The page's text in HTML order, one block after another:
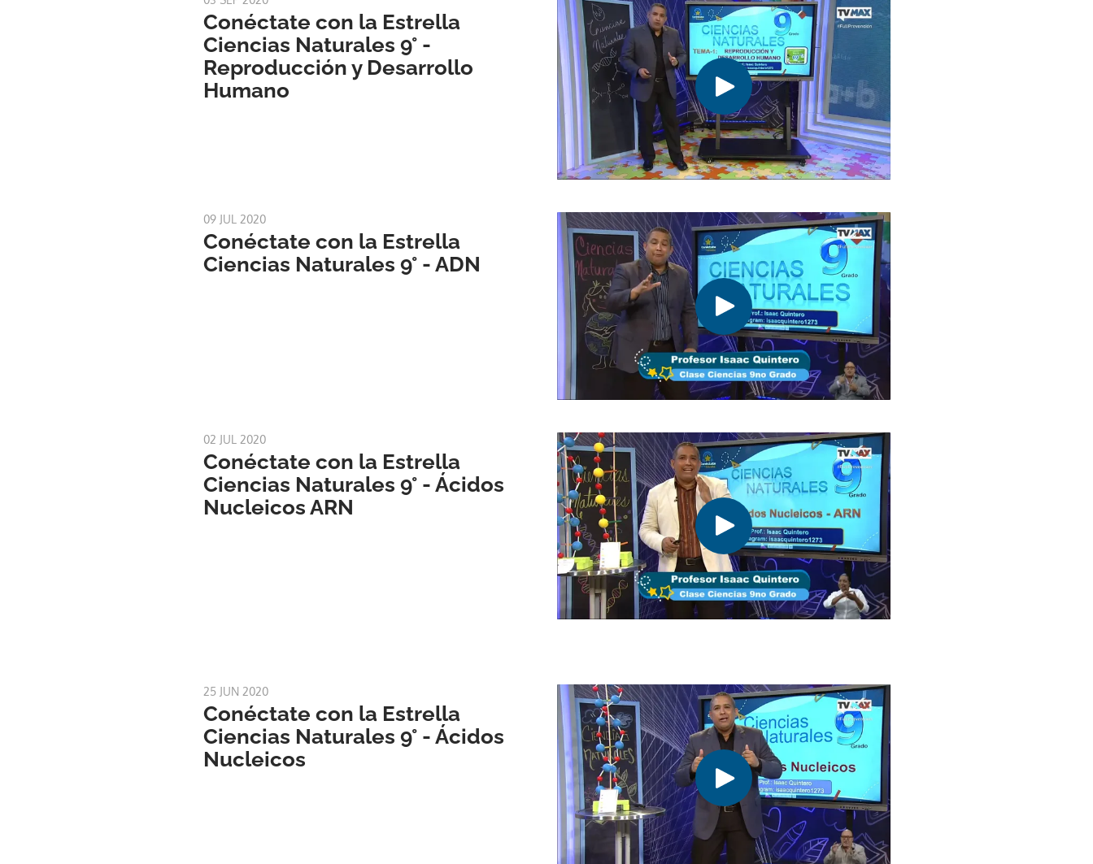
Conéctate con la Estrella
Ciencias Naturales 9° -
Reproducción y Desarrollo
Humano
09 JUL 2020
Conéctate con la Estrella
Ciencias Naturales 9° - ADN
02 JUL 2020
Conéctate con la Estrella
Ciencias Naturales 9° - Ácidos
Nucleicos ARN
25 JUN 2020
Conéctate con la Estrella
Ciencias Naturales 9° - Ácidos
Nucleicos